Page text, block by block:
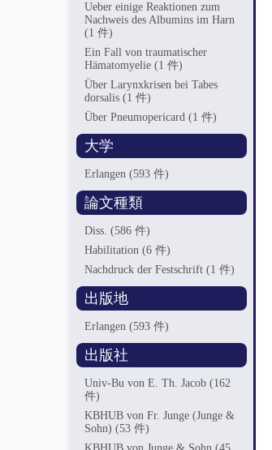
Ueber einige Reaktionen zum
Nachweis des Albumins im Harn
(1 件)
Ein Fall von traumatischer
Hämatomyelie(1 件)
Über Larynxkrisen bei Tabes
dorsalis(1 件)
Über Pneumopericard(1 件)
大学
Erlangen(593 件)
論文種類
Diss.(586 件)
Habilitation(6 件)
Nachdruck der Festschrift(1 件)
出版地
Erlangen(593 件)
出版社
Univ-Bu von E. Th. Jacob(162
件)
KBHUB von Fr. Junge (Junge &
Sohn)(53 件)